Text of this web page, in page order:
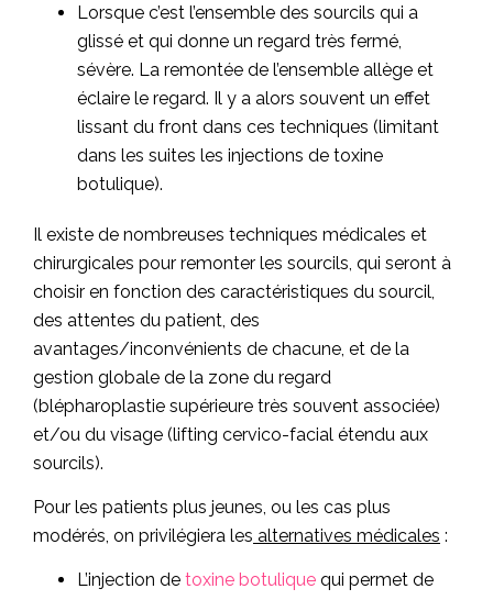
Lorsque c’est l’ensemble des sourcils qui a
glissé et qui donne un regard très fermé,
sévère. La remontée de l’ensemble allège et
éclaire le regard. Il y a alors souvent un effet
lissant du front dans ces techniques (limitant
dans les suites les injections de toxine
botulique).
Il existe de nombreuses techniques médicales et
chirurgicales pour remonter les sourcils, qui seront à
choisir en fonction des caractéristiques du sourcil,
des attentes du patient, des
avantages/inconvénients de chacune, et de la
gestion globale de la zone du regard
(blépharoplastie supérieure très souvent associée)
et/ou du visage (lifting cervico-facial étendu aux
sourcils).
Pour les patients plus jeunes, ou les cas plus
modérés, on privilégiera les alternatives médicales :
L’injection de toxine botulique qui permet de